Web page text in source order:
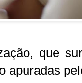
que
apuradas